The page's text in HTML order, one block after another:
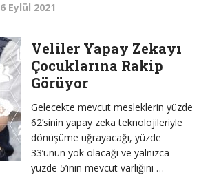
6 Eylül 2021
Veliler Yapay Zekayı
Çocuklarına Rakip
Görüyor
Gelecekte mevcut mesleklerin yüzde
62’sinin yapay zeka teknolojileriyle
dönüşüme uğrayacağı, yüzde
33’ünün yok olacağı ve yalnızca
yüzde 5’inin mevcut varlığını …